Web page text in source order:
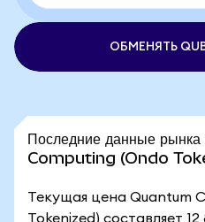
ОБМЕНЯТЬ
Последние данные
Computing (Ondo
Текущая цена Quantum
Tokenized) составляет